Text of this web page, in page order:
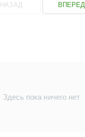
НАЗАД ВПЕРЕД
Здесь пока ничего нет